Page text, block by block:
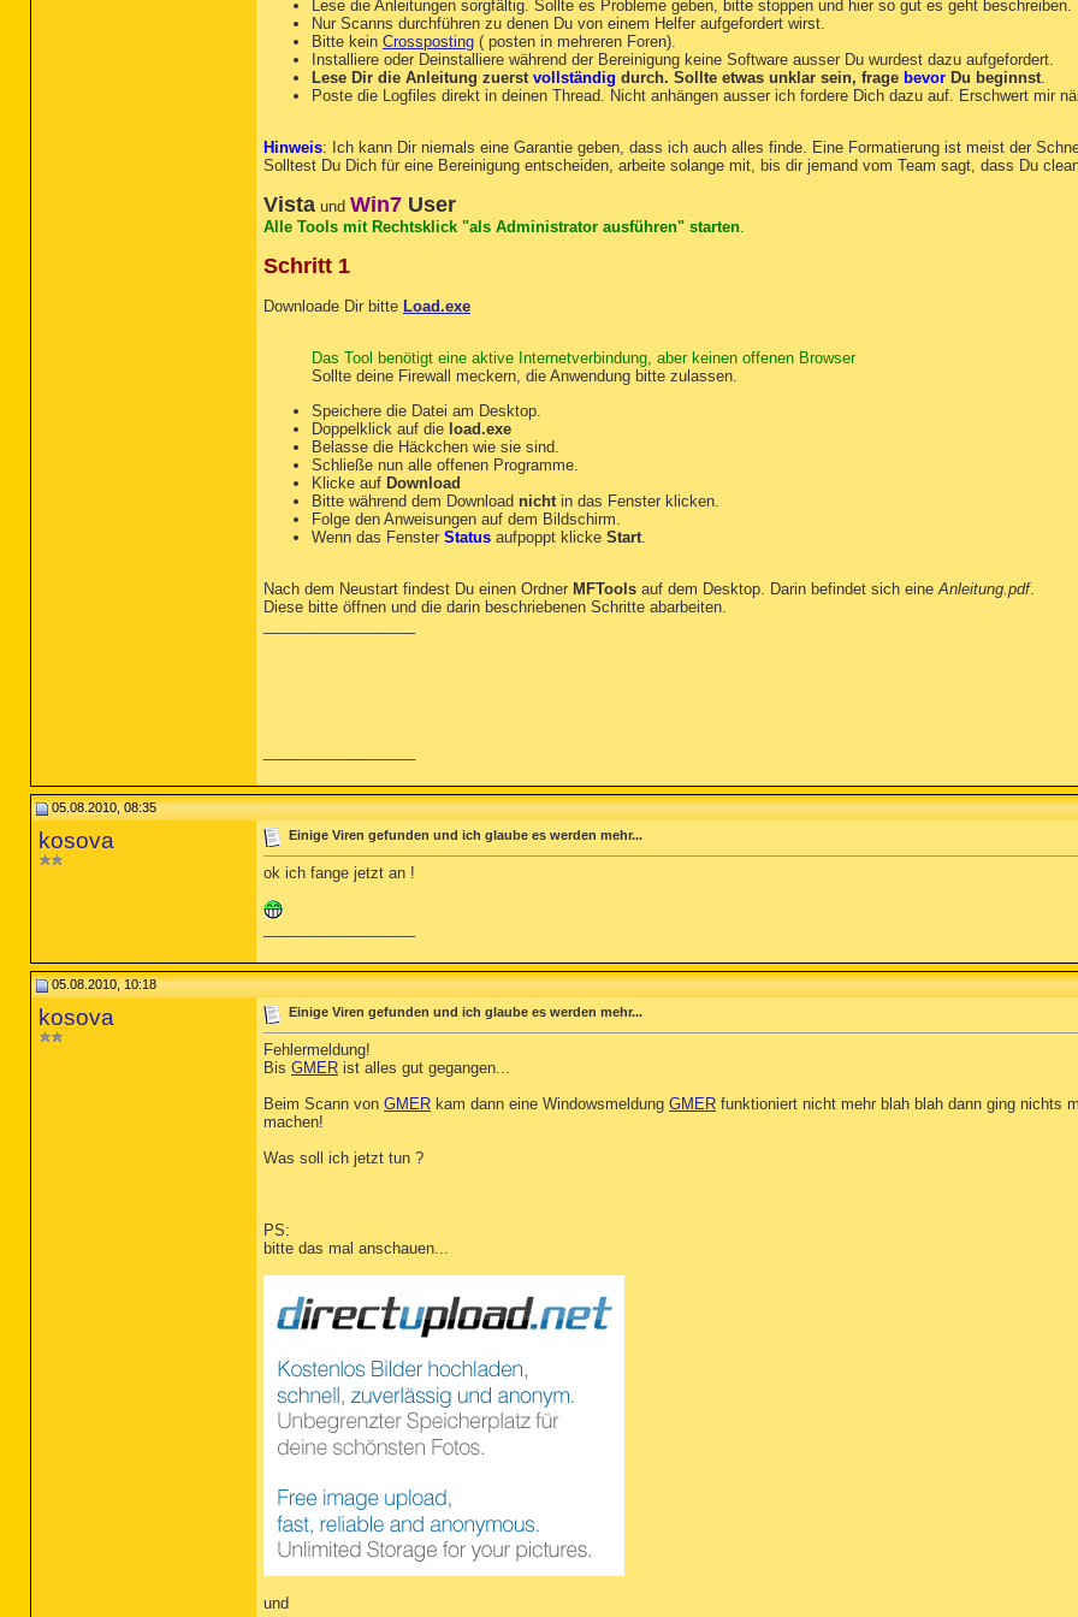
Lese die Anleitungen sorgfältig. Sollte es Probleme geben, bitte stoppen und hier so gut es geht beschreiben.
Nur Scanns durchführen zu denen Du von einem Helfer aufgefordert wirst.
Bitte kein Crossposting ( posten in mehreren Foren).
Installiere oder Deinstalliere während der Bereinigung keine Software ausser Du wurdest dazu aufgefordert.
Lese Dir die Anleitung zuerst vollständig durch. Sollte etwas unklar sein, frage bevor Du beginnst
Poste die Logfiles direkt in deinen Thread. Nicht anhängen ausser ich fordere Dich dazu auf. Erschwert mir
Hinweis: Ich kann Dir niemals eine Garantie geben, dass ich auch alles finde. Eine Formatierung ist meist der
Solltest Du Dich für eine Bereinigung entscheiden, arbeite solange mit, bis dir jemand vom Team sagt, dass Du
Vista und Win7 User
Alle Tools mit Rechtsklick "als Administrator ausführen" starten
Schritt 1
Downloade Dir bitte Load.exe
Das Tool benötigt eine aktive Internetverbindung, aber keinen offenen Browser
Sollte deine Firewall meckern, die Anwendung bitte zulassen.
Speichere die Datei am Desktop.
Doppelklick auf die load.exe
Belasse die Häckchen wie sie sind.
Schließe nun alle offenen Programme.
Klicke auf Download
Bitte während dem Download nicht in das Fenster klicken.
Folge den Anweisungen auf dem Bildschirm.
Wenn das Fenster Status aufpoppt klicke Start
Nach dem Neustart findest Du einen Ordner MFTools auf dem Desktop. Darin befindet sich eine Anleitung.pdf.
Diese bitte öffnen und die darin beschriebenen Schritte abarbeiten.
05.08.2010, 08:35
kosova Einige Viren gefunden und ich glaube es werden mehr...
ok ich fange jetzt an !
05.08.2010, 10:18
kosova Einige Viren gefunden und ich glaube es werden mehr...
Fehlermeldung!
Bis GMER ist alles gut gegangen...
Beim Scann von GMER kam dann eine Windowsmeldung GMER funktioniert nicht mehr blah blah dann ging nichts
machen!
Was soll ich jetzt tun ?
PS:
bitte das mal anschauen...
und